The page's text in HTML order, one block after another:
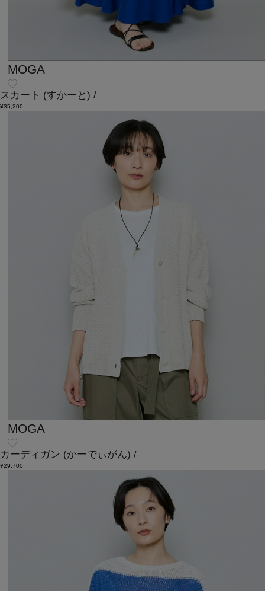
MOGA
スカート (すかーと) /
¥35,200
MOGA
カーディガン (かーでぃがん) /
¥29,700